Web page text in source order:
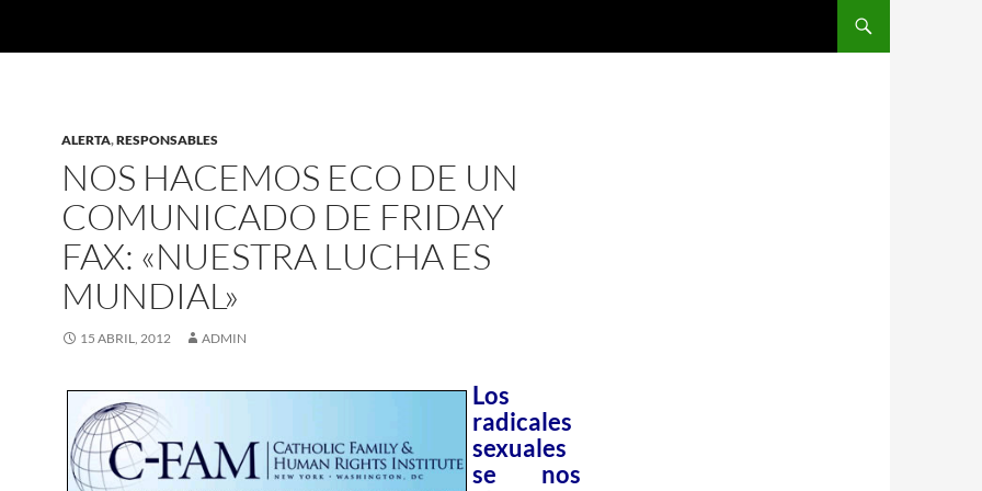
ALERTA,RESPONSABLES
NOS HACEMOS ECO DE UN
COMUNICADO DE FRIDAY
FAX: «NUESTRA LUCHA ES
MUNDIAL»
15 ABRIL, 2012 ADMIN
Los
radicales
sexuales
se nos